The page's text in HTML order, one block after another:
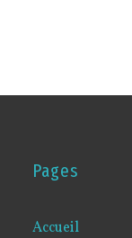
Pages
Accueil